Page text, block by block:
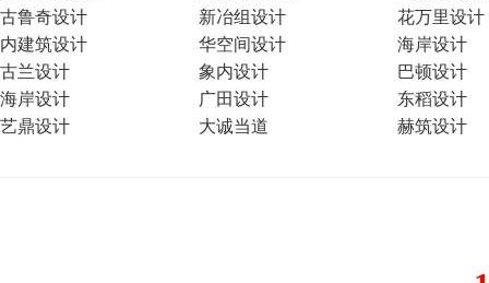
古鲁奇设计
新冶组设计
花万里设计
内建筑设计
华空间设计
海岸设计
古兰设计
象内设计
巴顿设计
海岸设计
广田设计
东稻设计
艺鼎设计
大诚当道 赫筑设计